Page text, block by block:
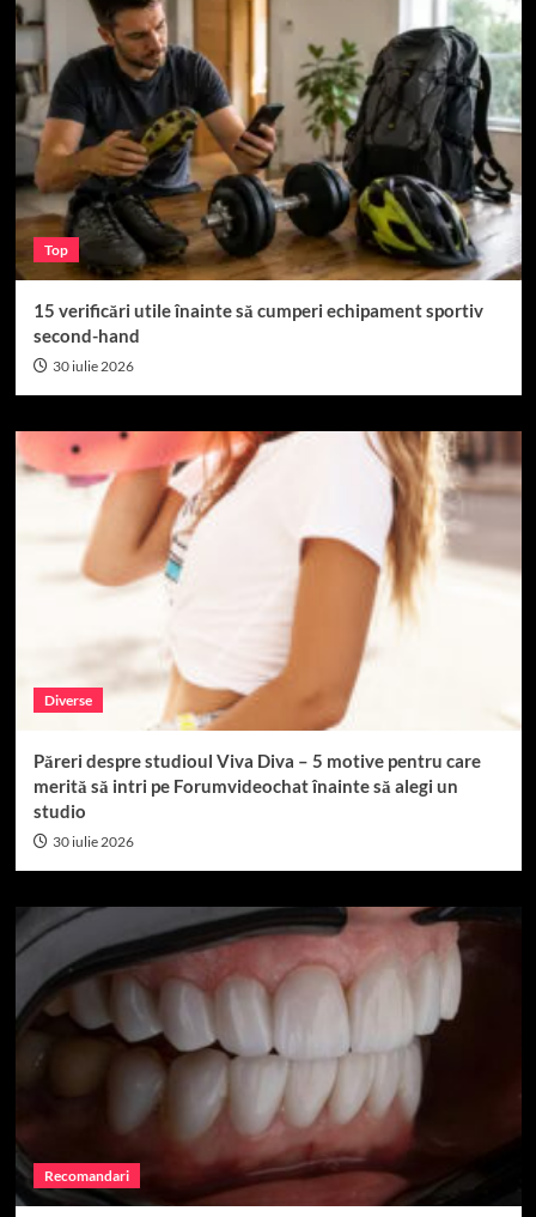
Top
15 verificări utile înainte să cumperi echipament sportiv
second-hand
30 iulie 2026
Diverse
Păreri despre studioul Viva Diva – 5 motive pentru care
merită să intri pe Forumvideochat înainte să alegi un
studio
30 iulie 2026
Recomandari